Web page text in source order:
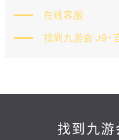
在线客服
找到九游会·J9-
找到九游